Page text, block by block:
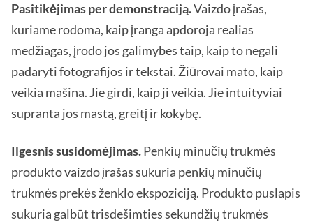
Pasitikėjimas per demonstraciją.Vaizdo įrašas,
kuriame rodoma, kaip įranga apdoroja realias
medžiagas, įrodo jos galimybes taip, kaip to negali
padaryti fotografijos ir tekstai. Žiūrovai mato, kaip
veikia mašina. Jie girdi, kaip ji veikia. Jie intuityviai
supranta jos mastą, greitį ir kokybę.
Ilgesnis susidomėjimas.Penkių minučių trukmės
produkto vaizdo įrašas sukuria penkių minučių
trukmės prekės ženklo ekspoziciją. Produkto puslapis
sukuria galbūt trisdešimties sekundžių trukmės